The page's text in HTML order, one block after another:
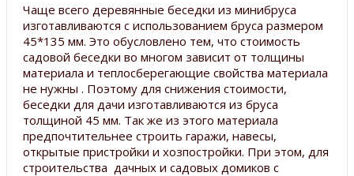
Чаще всего деревянные беседки из минибруса
изготавливаются с использованием бруса размером
45*135 мм. Это обусловлено тем, что стоимость
садовой беседки во многом зависит от толщины
материала и теплосберегающие свойства материала
не нужны . Поэтому для снижения стоимости,
беседки для дачи изготавливаются из бруса
толщиной 45 мм. Так же из этого материала
предпочтительнее строить гаражи, навесы,
открытые пристройки и хозпостройки. При этом, для
строительства дачных и садовых домиков с